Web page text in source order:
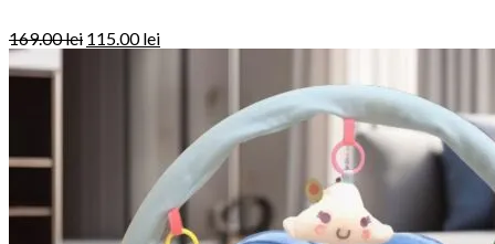
169.00lei 115.00lei